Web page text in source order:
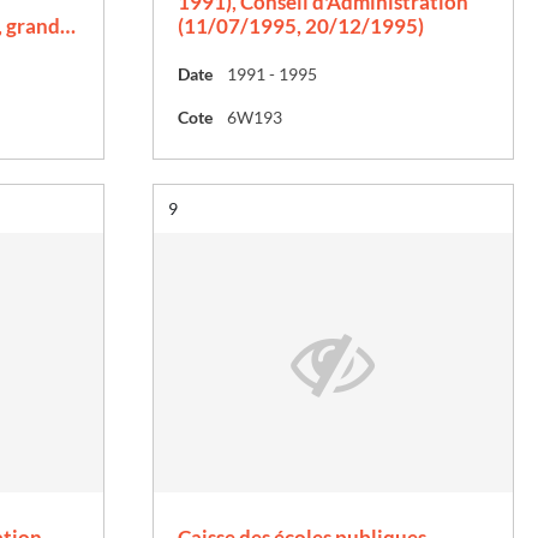
grand…
(11/07/1995, 20/12/1995)
Date 1991 - 1995
Cote 6W193
Résultat n°
9